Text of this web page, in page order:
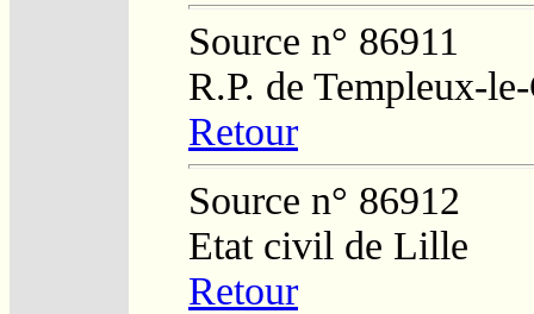
Source n° 86911
R.P. de Templeux-
Retour
Source n° 86912
Etat civil de Lille
Retour